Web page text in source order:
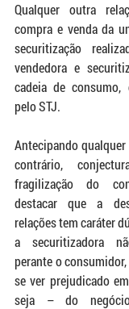
Qualquer outra
compra e venda da
securitização
vendedora e
cadeia de
pelo STJ.
Antecipando
contrário,
fragilização do
destacar que a
relações tem caráter
a securitizadora
perante o
se ver prejudicado
seja – do